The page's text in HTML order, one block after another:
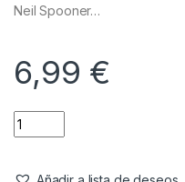
un aparejo pueden marcar
y no hace falta decir que el
Korda Krank ha tardado
de desarrollo de Korda -
visto antes. El equipo lo